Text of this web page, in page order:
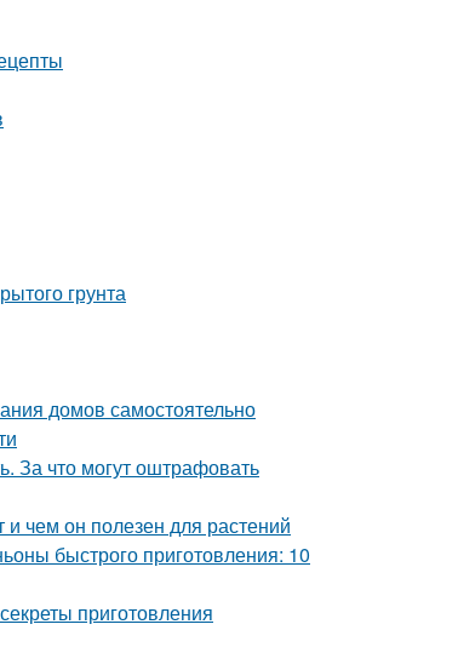
грунта
домов самостоятельно
За что могут оштрафовать
чем он полезен для растений
быстрого приготовления: 10
приготовления